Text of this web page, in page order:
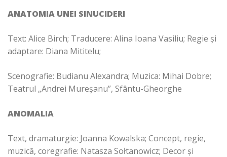
ANATOMIA UNEI SINUCIDERI
Text: Alice Birch; Traducere: Alina Ioana Vasiliu; Regie și
adaptare: Diana Mititelu;
Scenografie: Budianu Alexandra; Muzica: Mihai Dobre;
Teatrul „Andrei Mureșanu”, Sfântu-Gheorghe
ANOMALIA
Text, dramaturgie: Joanna Kowalska; Concept, regie,
muzică, coregrafie: Natasza Sołtanowicz; Decor și